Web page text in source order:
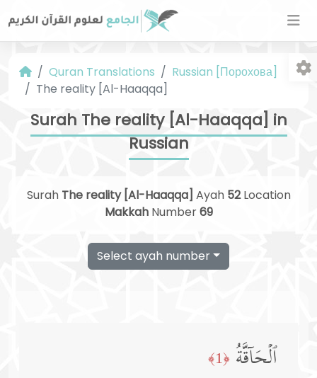
Quran Translations
Russian [Порохова]
The reality [Al-Haaqqa]
Surah The reality [Al-Haaqqa] in
Russian
Surah The reality [Al-Haaqqa] Ayah 52Location
MakkahNumber69
Select ayah number
ٱلۡحَاۤقَّةُ ﴿1﴾